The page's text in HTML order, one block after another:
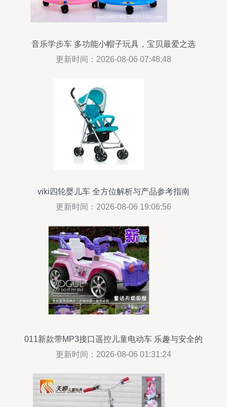
音乐学步车 多功能小帽子玩具，宝贝最爱之选
更新时间：2026-08-06 07:48:48
viki四轮婴儿车 全方位解析与产品参考指南
更新时间：2026-08-06 19:06:56
011新款带MP3接口遥控儿童电动车 乐趣与安全的
完美结合
更新时间：2026-08-06 01:31:24